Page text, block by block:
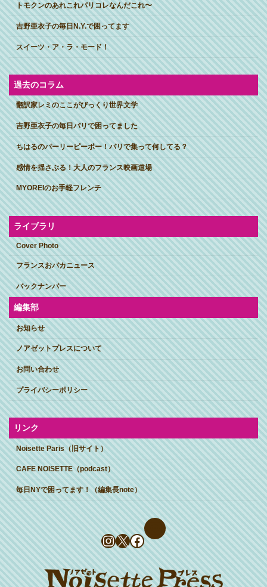
トモクンのあれこれパリコレなんだこれ〜
吉野亜衣子の毎日N.Y.で困ってます
スイーツ・ア・ラ・モード！
過去のコラム
翻訳家レミのここがびっくり世界文学
吉野亜衣子の毎日パリで困ってました
ちはるのパーリーピーポー！パリで集って何してる？
感情を揺さぶる！大人のフランス映画道場
MYOREIのお手軽フレンチ
ライブラリ
Cover Photo
フランスおバカニュース
バックナンバー
編集部
お知らせ
ノアゼットプレスについて
お問い合わせ
プライバシーポリシー
リンク
Noisette Paris（旧サイト）
CAFE NOISETTE（podcast）
毎日NYで困ってます！（編集長note）
Instagram
X Facebook